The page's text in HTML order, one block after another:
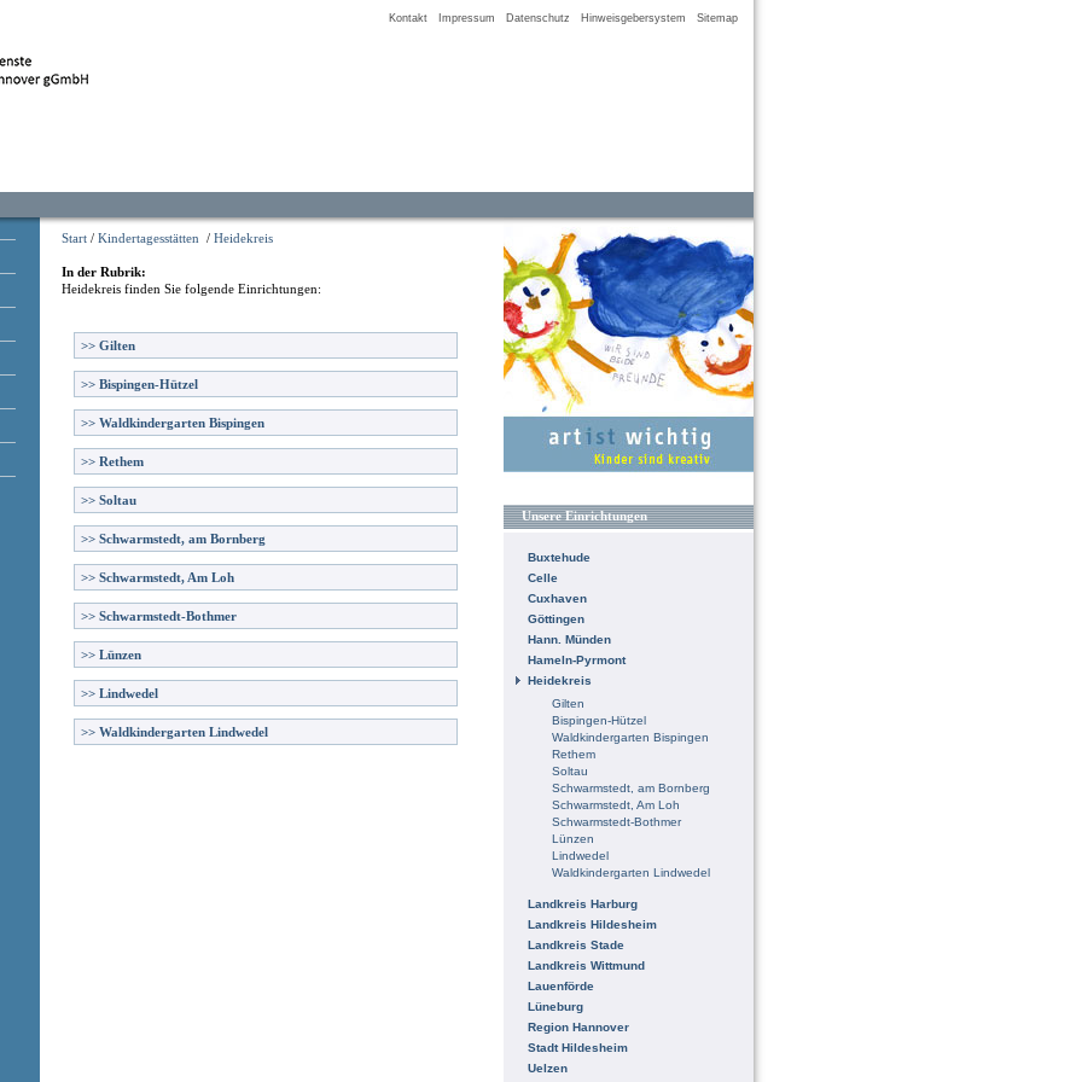
Kontakt Impressum Datenschutz Hinweisgebersystem Sitemap
Start / Kindertagesstätten / Heidekreis
In der Rubrik:
Heidekreis finden Sie folgende Einrichtungen:
>> Gilten
>> Bispingen-Hützel
>> Waldkindergarten Bispingen
>> Rethem
>> Soltau
>> Schwarmstedt, am Bornberg
>> Schwarmstedt, Am Loh
>> Schwarmstedt-Bothmer
>> Lünzen
>> Lindwedel
>> Waldkindergarten Lindwedel
Unsere Einrichtungen
Buxtehude
Celle
Cuxhaven
Göttingen
Hann. Münden
Hameln-Pyrmont
Heidekreis
Gilten
Bispingen-Hützel
Waldkindergarten Bispingen
Rethem
Soltau
Schwarmstedt, am Bornberg
Schwarmstedt, Am Loh
Schwarmstedt-Bothmer
Lünzen
Lindwedel
Waldkindergarten Lindwedel
Landkreis Harburg
Landkreis Hildesheim
Landkreis Stade
Landkreis Wittmund
Lauenförde
Lüneburg
Region Hannover
Stadt Hildesheim
Uelzen